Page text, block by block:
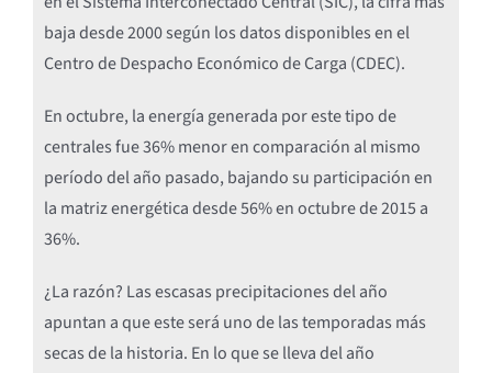
baja desde 2000 según los datos disponibles en el
Centro de Despacho Económico de Carga (CDEC).
En octubre, la energía generada por este tipo de
centrales fue 36% menor en comparación al mismo
período del año pasado, bajando su participación en
la matriz energética desde 56% en octubre de 2015 a
36%.
¿La razón? Las escasas precipitaciones del año
apuntan a que este será uno de las temporadas más
secas de la historia. En lo que se lleva del año